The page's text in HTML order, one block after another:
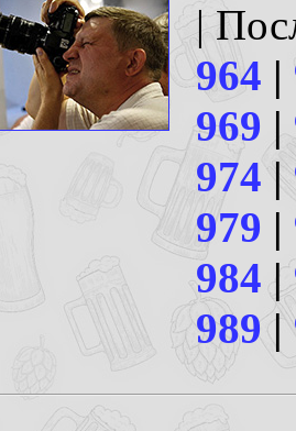
|
964 |
969 |
974|
979 |
984 |
989|